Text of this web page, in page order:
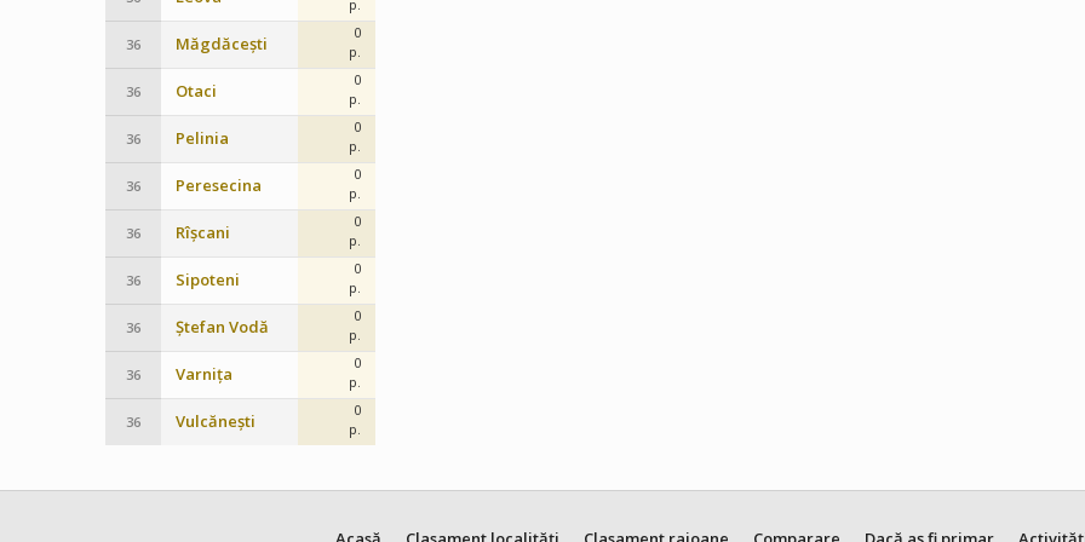
p.
36 Măgdăcești
0
p.
36 Otaci
0
p.
36 Pelinia
0
p.
36 Peresecina
0
p.
36 Rîșcani
0
p.
36 Sipoteni
0
p.
36 Ștefan Vodă
0
p.
36 Varnița
0
p.
36 Vulcănești
0
p.